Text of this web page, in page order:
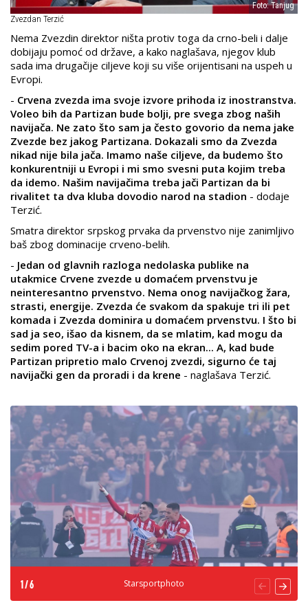
Foto: Tanjug
Zvezdan Terzić
Nema Zvezdin direktor ništa protiv toga da crno-beli i dalje
dobijaju pomoć od države, a kako naglašava, njegov klub
sada ima drugačije ciljeve koji su više orijentisani na uspeh u
Evropi.
- Crvena zvezda ima svoje izvore prihoda iz inostranstva.
Voleo bih da Partizan bude bolji, pre svega zbog naših
navijača. Ne zato što sam ja često govorio da nema jake
Zvezde bez jakog Partizana. Dokazali smo da Zvezda
nikad nije bila jača. Imamo naše ciljeve, da budemo što
konkurentniji u Evropi i mi smo svesni puta kojim treba
da idemo. Našim navijačima treba jači Partizan da bi
rivalitet ta dva kluba dovodio narod na stadion - dodaje
Terzić.
Smatra direktor srpskog prvaka da prvenstvo nije zanimljivo
baš zbog dominacije crveno-belih.
- Jedan od glavnih razloga nedolaska publike na
utakmice Crvene zvezde u domaćem prvenstvu je
neinteresantno prvenstvo. Nema onog navijačkog žara,
strasti, energije. Zvezda će svakom da spakuje tri ili pet
komada i Zvezda dominira u domaćem prvenstvu. I što bi
sad ja seo, išao da kisnem, da se mlatim, kad mogu da
sedim pored TV-a i bacim oko na ekran... A, kad bude
Partizan pripretio malo Crvenoj zvezdi, sigurno će taj
navijački gen da proradi i da krene - naglašava Terzić.
Starsportphoto
1 /6